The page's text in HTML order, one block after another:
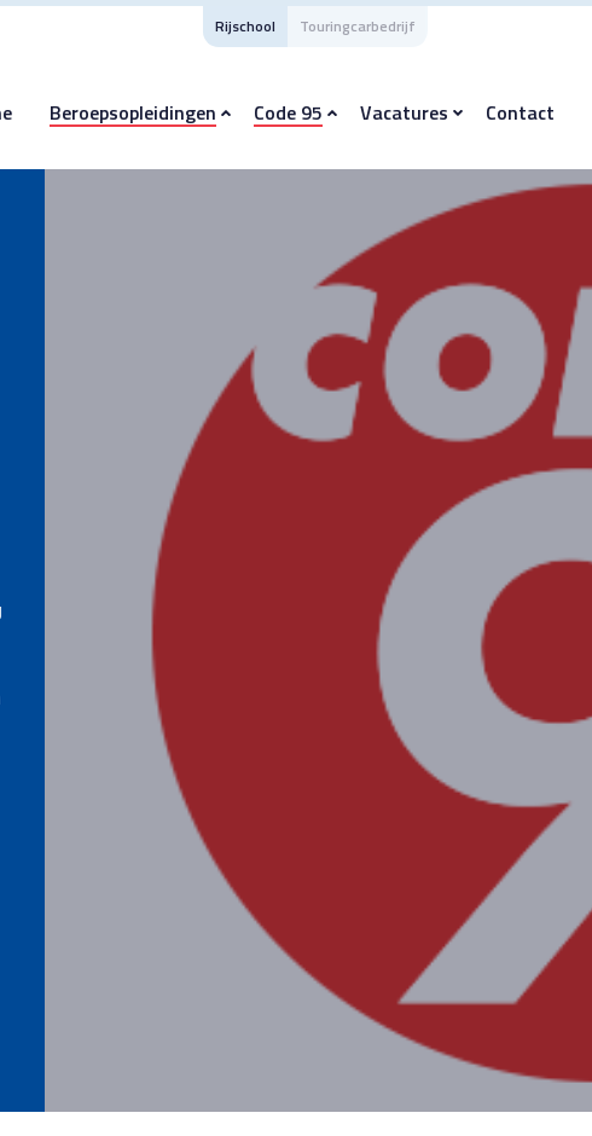
Rijschool Touringcarbedrijf
Beroepsopleidingen Code 95 Vacatures Contact